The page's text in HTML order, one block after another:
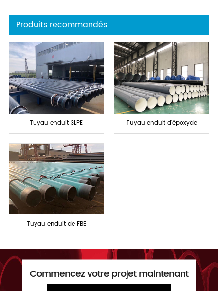
Produits recommandés
Tuyau enduit 3LPE Tuyau enduit d'époxyde
Tuyau enduit de FBE
Commencez votre projet maintenant